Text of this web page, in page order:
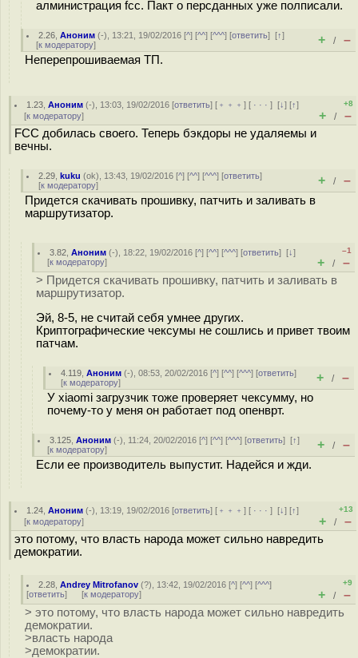
алминистрация fcc. Пакт о персданных уже полписали.
2.26 ,Аноним (-), 13:21, 19/02/2016 [^] [^^] [^^^] [ответить][↑]
[к модератору] + / –
Неперепрошиваемая ТП.
1.23 ,Аноним (-), 13:03, 19/02/2016 [ответить] [ ﹢﹢﹢] [ · · ·][↓] [↑]
[к модератору]
+8
+ / –
FCC добилась своего. Теперь бэкдоры не удаляемы и
вечны.
2.29 ,kuku (ok), 13:43, 19/02/2016 [^] [^^] [^^^] [ответить]
[к модератору] + / –
Придется скачивать прошивку, патчить и заливать в
маршрутизатор.
3.82 ,Аноним (-), 18:22, 19/02/2016 [^] [^^] [^^^] [ответить][↓]
[к модератору]
–1
+ / –
> Придется скачивать прошивку, патчить и заливать в
маршрутизатор.
Эй, 8-5, не считай себя умнее других.
Криптографические чексумы не сошлись и привет твоим
патчам.
4.119 ,Аноним (-), 08:53, 20/02/2016 [^] [^^] [^^^] [ответить]
[к модератору] + / –
У xiaomi загрузчик тоже проверяет чексумму, но
почему-то у меня он работает под опенврт.
3.125 ,Аноним (-), 11:24, 20/02/2016 [^] [^^] [^^^] [ответить][↑]
[к модератору] + / –
Если ее производитель выпустит. Надейся и жди.
1.24 ,Аноним (-), 13:19, 19/02/2016 [ответить] [ ﹢﹢﹢] [ · · ·][↓] [↑]
[к модератору]
+13
+ / –
это потому, что власть народа может сильно навредить
демократии.
2.28 ,Andrey Mitrofanov (?), 13:42, 19/02/2016 [^] [^^] [^^^]
[ответить] [к модератору]
+9
+ / –
> это потому, что власть народа может сильно навредить
демократии.
>власть народа
>демократии.